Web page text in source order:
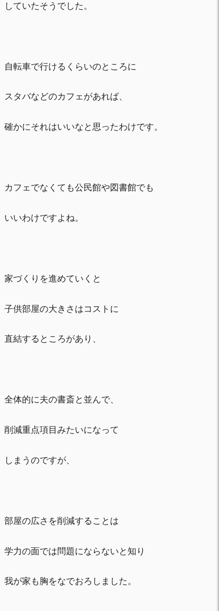
していたそうでした。
自転車で行けるくらいのところに
スタバなどのカフェがあれば、
確かにそれはいいなと思ったわけです。
カフェでなくても公民館や図書館でも
いいわけですよね。
家づくりを進めていくと
子供部屋の大きさはコストに
直結するところがあり、
全体的に夫の書斎と並んで、
削減重点項目みたいになって
しまうのですが、
部屋の広さを削減することは
学力の面では問題にならないと知り
我が家も胸をなでおろしました。